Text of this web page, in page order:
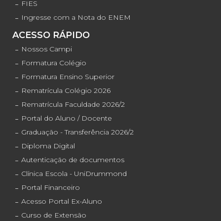
FIES
Ingresse com a Nota do ENEM
ACESSO RÁPIDO
Nossos Campi
Formatura Colégio
Formatura Ensino Superior
Rematrícula Colégio 2026
Rematrícula Faculdade 2026/2
Portal do Aluno / Docente
Graduação - Transferência 2026/2
Diploma Digital
Autenticação de documentos
Clínica Escola - UniDrummond
Portal Financeiro
Acesso Portal Ex-Aluno
Curso de Extensão